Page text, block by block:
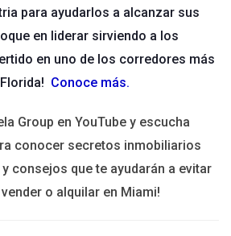
explicado claramente. Al hablar
negociar mejores términos.
importancia de leer la letra
al intentar transferir sus
no estaba comunicando
para ayudarlos a alcanzar sus
en liderar sirviendo a los
en uno de los corredores más
Conoce más.
Group en YouTube y escucha
conocer secretos inmobiliarios
consejos que te ayudarán a evitar
o alquilar en Miami!